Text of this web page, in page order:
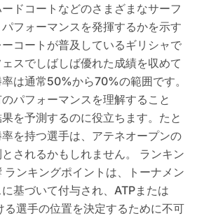
ドコートなどのさまざまなサーフ
フォーマンスを発揮するかを示す
コートが普及しているギリシャで
スでしばしば優れた成績を収めて
は通常50%から70%の範囲です。
パフォーマンスを理解すること
を予測するのに役立ちます。たと
を持つ選手は、アテネオープンの
されるかもしれません。 ランキン
ランキングポイントは、トーナメン
基づいて付与され、ATPまたは
選手の位置を決定するために不可